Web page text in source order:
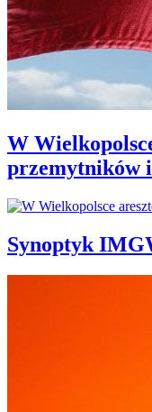
W
przemytników
Synoptyk